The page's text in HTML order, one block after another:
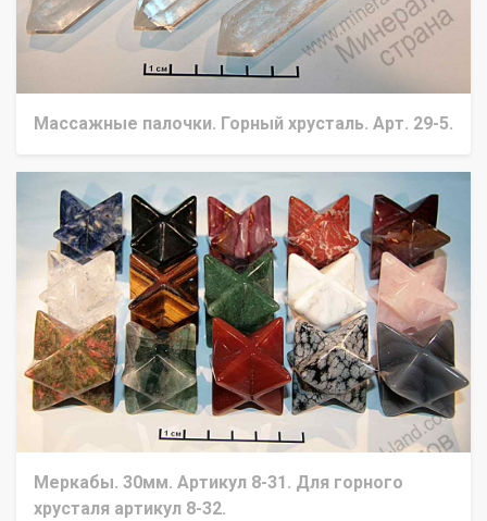
Массажные палочки. Горный хрусталь. Арт. 29-5.
Меркабы. 30мм. Артикул 8-31. Для горного
хрусталя артикул 8-32.